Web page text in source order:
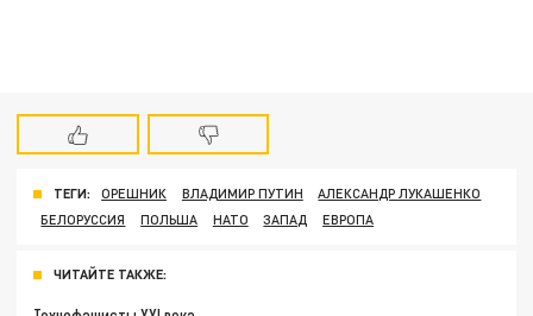
ТЕГИ: ОРЕШНИК ВЛАДИМИР ПУТИН
АЛЕКСАНДР ЛУКАШЕНКО
БЕЛОРУССИЯ
ПОЛЬША НАТО ЗАПАД ЕВРОПА
ЧИТАЙТЕ ТАКЖЕ: